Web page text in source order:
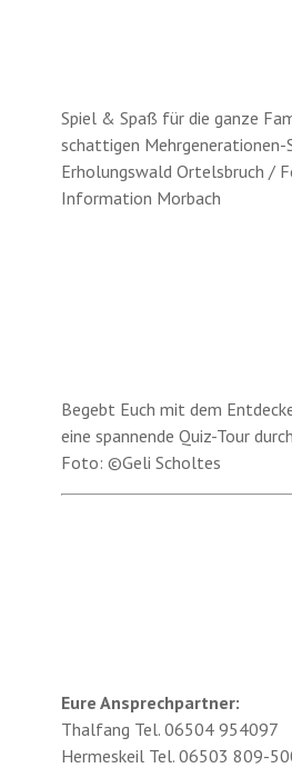
Spiel & Spaß für die ganze
schattigen
Erholungswald Ortelsbruch /
Information Morbach
Begebt Euch mit dem
eine spannende Quiz-Tour
Foto: ©Geli Scholtes
Eure Ansprechpartner:
Thalfang Tel. 06504 954097
Hermeskeil Tel. 06503 809-